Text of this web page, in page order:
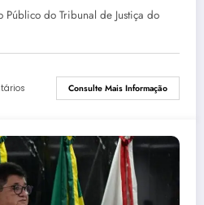
do Tribunal de Justiça do
Consulte Mais Informação